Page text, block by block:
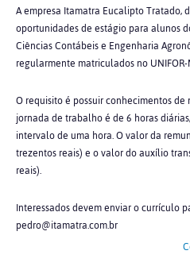
A empresa Itamatra Eucalipto Tratado,
oportunidades de estágio para alunos
Ciências Contábeis e Engenharia
regularmente matriculados no
O requisito é possuir conhecimentos
jornada de trabalho é de 6 horas
intervalo de uma hora. O valor da
trezentos reais) e o valor do auxílio
reais).
Interessados devem enviar o currículo
pedro@itamatra.com.br